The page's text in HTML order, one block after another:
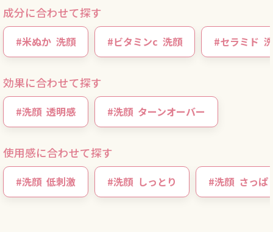
成分に合わせて探す
#米ぬか 洗顔 #ビタミンc 洗顔 #セラミド
効果に合わせて探す
#洗顔 透明感 #洗顔 ターンオーバー
使用感に合わせて探す
#洗顔 低刺激 #洗顔 しっとり #洗顔 さっぱ